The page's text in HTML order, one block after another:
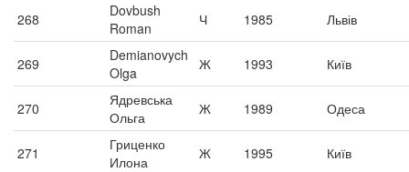
268
Dovbush
Roman
Ч 1985 Львів
269
Demianovych
Olga
Ж 1993 Київ
270
Ядревська
Ольга
Ж 1989 Одеса
271
Гриценко
Илона
Ж 1995
Київ